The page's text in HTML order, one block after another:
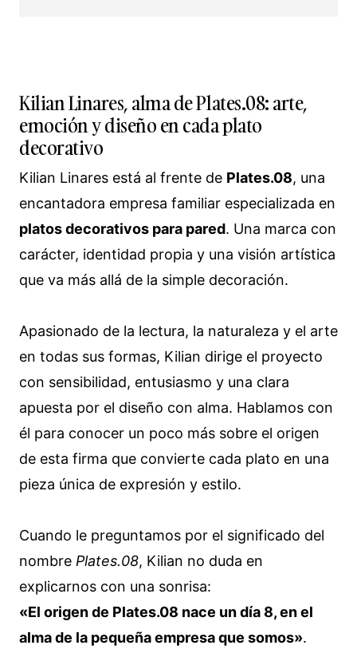
Kilian Linares, alma de Plates.08: arte,
emoción y diseño en cada plato
decorativo
Kilian Linares está al frente de Plates.08, una
encantadora empresa familiar especializada en
platos decorativos para pared. Una marca con
carácter, identidad propia y una visión artística
que va más allá de la simple decoración.
Apasionado de la lectura, la naturaleza y el arte
en todas sus formas, Kilian dirige el proyecto
con sensibilidad, entusiasmo y una clara
apuesta por el diseño con alma. Hablamos con
él para conocer un poco más sobre el origen
de esta firma que convierte cada plato en una
pieza única de expresión y estilo.
Cuando le preguntamos por el significado del
nombre Plates.08, Kilian no duda en
explicarnos con una sonrisa:
«El origen de Plates.08 nace un día 8, en el
alma de la pequeña empresa que somos».